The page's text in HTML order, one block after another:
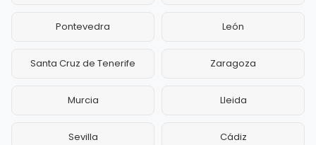
Pontevedra León
Santa Cruz de Tenerife Zaragoza
Murcia Lleida
Sevilla Cádiz